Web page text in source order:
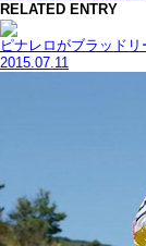
RELATED ENTRY
ピナレロがブラッド
2015.07.11